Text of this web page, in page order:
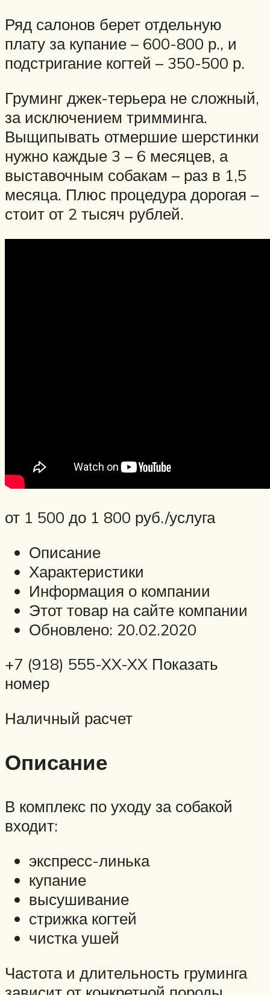
Ряд салонов берет отдельную
плату за купание – 600-800 р., и
подстригание когтей – 350-500 р.
Груминг джек-терьера не сложный,
за исключением тримминга.
Выщипывать отмершие шерстинки
нужно каждые 3 – 6 месяцев, а
выставочным собакам – раз в 1,5
месяца. Плюс процедура дорогая –
стоит от 2 тысяч рублей.
от 1 500 до 1 800 руб./услуга
Описание
Характеристики
Информация о компании
Этот товар на сайте компании
Обновлено: 20.02.2020
+7 (918) 555-XX-XX Показать
номер
Наличный расчет
Описание
В комплекс по уходу за собакой
входит:
экспресс-линька
купание
высушивание
стрижка когтей
чистка ушей
Частота и длительность груминга